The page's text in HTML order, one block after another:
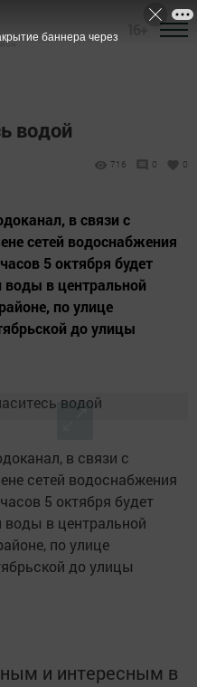
водой
716 0 0
в связи с
сетей водоснабжения
5 октября будет
воды в центральной
по улице
до улицы
в связи с
сетей водоснабжения
5 октября будет
воды в центральной
по улице
до улицы
и интересным в
баннера через